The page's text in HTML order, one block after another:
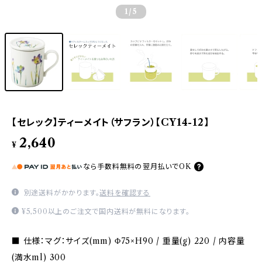
1 /5
【セレック】ティーメイト（サフラン）【CY14-12】
¥ 2,640
なら 手数料無料の 翌月払いでOK
別途送料がかかります。送料を確認する
¥5,500以上のご注文で国内送料が無料になります。
■ 仕様：マグ：サイズ(mm) Φ75×H90 / 重量(g) 220 / 内容量
(満水ml) 300